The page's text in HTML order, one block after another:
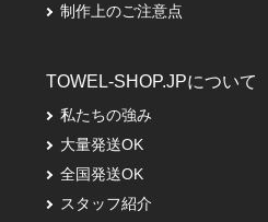
制作上のご注意点
TOWEL-SHOP.JPについて
私たちの強み
大量発送OK
全国発送OK
スタッフ紹介